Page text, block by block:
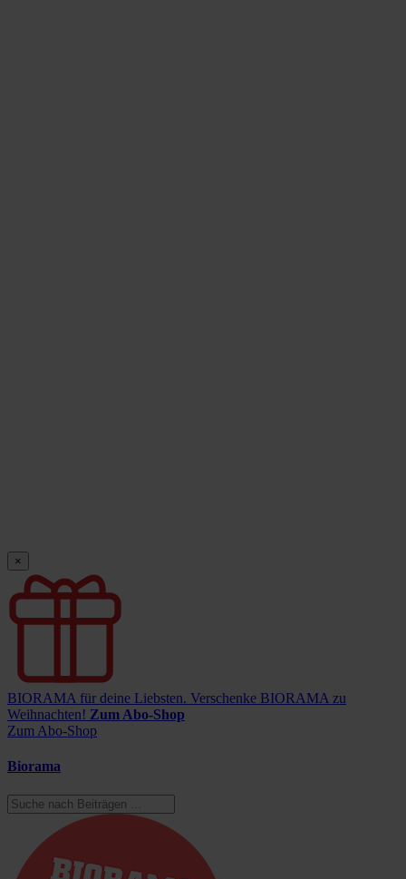
×
BIORAMA für deine Liebsten. Verschenke BIORAMA zu
Weihnachten! Zum Abo-Shop
Zum Abo-Shop
Biorama